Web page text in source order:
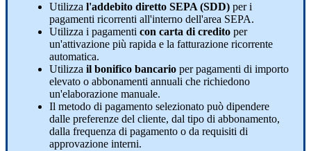
Utilizza l'addebito diretto SEPA (SDD) per i
pagamenti ricorrenti all'interno dell'area SEPA.
Utilizza i pagamenti con carta di credito per
un'attivazione più rapida e la fatturazione ricorrente
automatica.
Utilizza il bonifico bancario per pagamenti di importo
elevato o abbonamenti annuali che richiedono
un'elaborazione manuale.
Il metodo di pagamento selezionato può dipendere
dalle preferenze del cliente, dal tipo di abbonamento,
dalla frequenza di pagamento o da requisiti di
approvazione interni.